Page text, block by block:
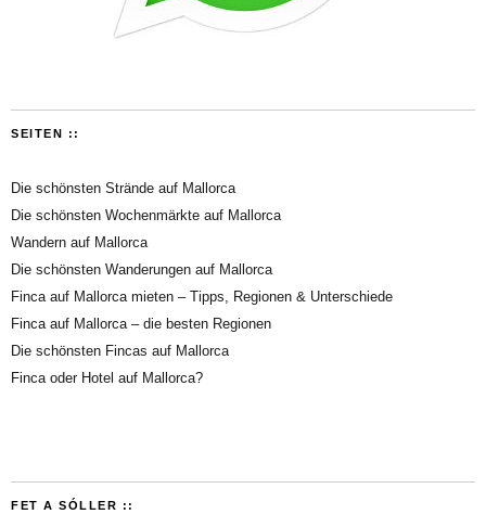
SEITEN ::
Die schönsten Strände auf Mallorca
Die schönsten Wochenmärkte auf Mallorca
Wandern auf Mallorca
Die schönsten Wanderungen auf Mallorca
Finca auf Mallorca mieten – Tipps, Regionen & Unterschiede
Finca auf Mallorca – die besten Regionen
Die schönsten Fincas auf Mallorca
Finca oder Hotel auf Mallorca?
FET A SÓLLER ::